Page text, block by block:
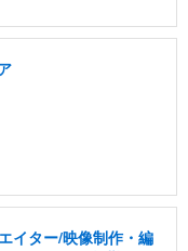
イター/映像制作・編